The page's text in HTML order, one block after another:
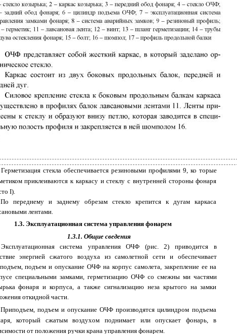
Герметизация стекла обеспечивается резиновыми профилями 9, ко­ торые
приклеиваются к каркасу и стеклу с внутренней стороны фонаря
I).
По переднему и заднему обрезам стекло крепится к дугам каркаса
лентами.
1.3. Эксплуатационная система управления фонарем
1.3.1. Общие сведения
Эксплуатационная система управления ОЧФ (рис. 2) приводится в
энергией сжатого воздуха из самолетной сети и обеспечивает
подъем и опускание ОЧФ на корпус самолета, закрепление ее на
специальными замками, герметизацию ОЧФ со смежны­ ми частями
фонаря и корпуса, а также сигнализацию неза­ крытого на замки
откидной части.
Приподъем, подъем и опускание ОЧФ производятся цилиндром подъема
который сжатым воздухом поднимает или опускает фонарь, в
от положения ручки крана управления фонарем.